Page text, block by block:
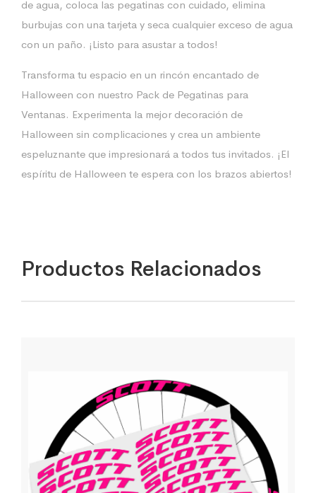
de agua, coloca las pegatinas con cuidado, elimina
burbujas con una tarjeta y seca cualquier exceso de agua
con un paño. ¡Listo para asustar a todos!
Transforma tu espacio en un rincón encantado de
Halloween con nuestro Pack de Pegatinas para
Ventanas. Experimenta la mejor decoración de
Halloween sin complicaciones y crea un ambiente
espeluznante que impresionará a todos tus invitados. ¡El
espíritu de Halloween te espera con los brazos abiertos!
Productos Relacionados